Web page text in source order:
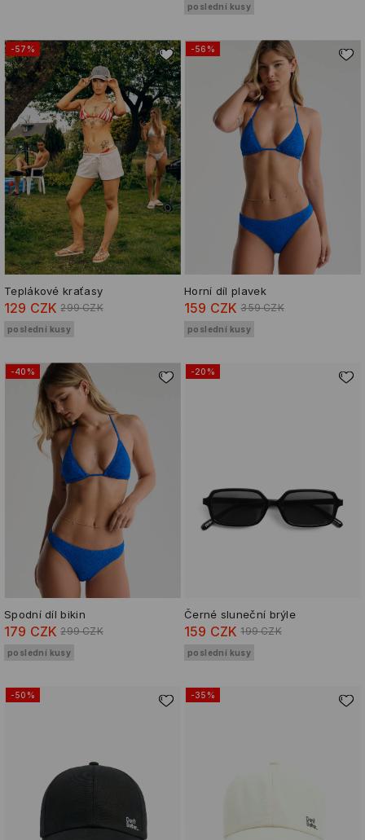
poslední kusy
-57%
Teplákové kraťasy
129 CZK 299 CZK
poslední kusy
-56%
Horní díl plavek
159 CZK 359 CZK
poslední kusy
-40%
Spodní díl bikin
179 CZK 299 CZK
poslední kusy
-20%
Černé sluneční brýle
159 CZK 199 CZK
poslední kusy
-50% -35%